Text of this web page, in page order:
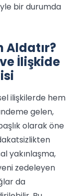
bir durumda
Aldatır?
İlişkide
ilişkilerde hem
gelen,
olarak öne
yakınlaşma,
zedeleyen
da